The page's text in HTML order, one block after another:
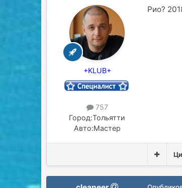
+KLUB+
757
Город:Тольятти
Авто:Мастер
Рио?